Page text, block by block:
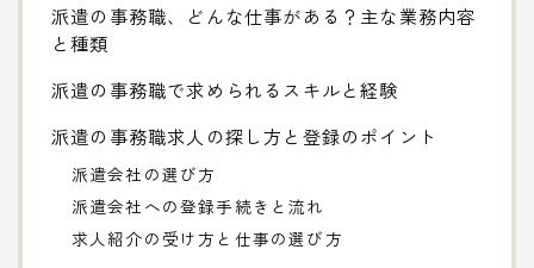
派遣の事務職、どんな仕事がある？主な業務内容
と種類
派遣の事務職で求められるスキルと経験
派遣の事務職求人の探し方と登録のポイント
派遣会社の選び方
派遣会社への登録手続きと流れ
求人紹介の受け方と仕事の選び方